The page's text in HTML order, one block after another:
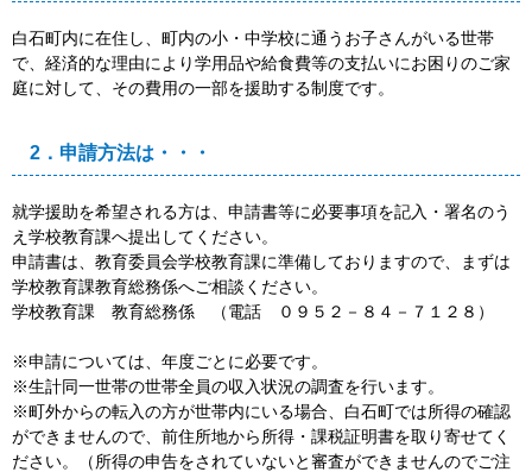
白石町内に在住し、町内の小・中学校に通うお子さんがいる世帯
で、経済的な理由により学用品や給食費等の支払いにお困りのご家
庭に対して、その費用の一部を援助する制度です。
2．申請方法は・・・
就学援助を希望される方は、申請書等に必要事項を記入・署名のう
え学校教育課へ提出してください。
申請書は、教育委員会学校教育課に準備しておりますので、まずは
学校教育課教育総務係へご相談ください。
学校教育課 教育総務係 （電話 ０９５２－８４－７１２８）
※申請については、年度ごとに必要です。
※生計同一世帯の世帯全員の収入状況の調査を行います。
※町外からの転入の方が世帯内にいる場合、白石町では所得の確認
ができませんので、前住所地から所得・課税証明書を取り寄せてく
ださい。（所得の申告をされていないと審査ができませんのでご注